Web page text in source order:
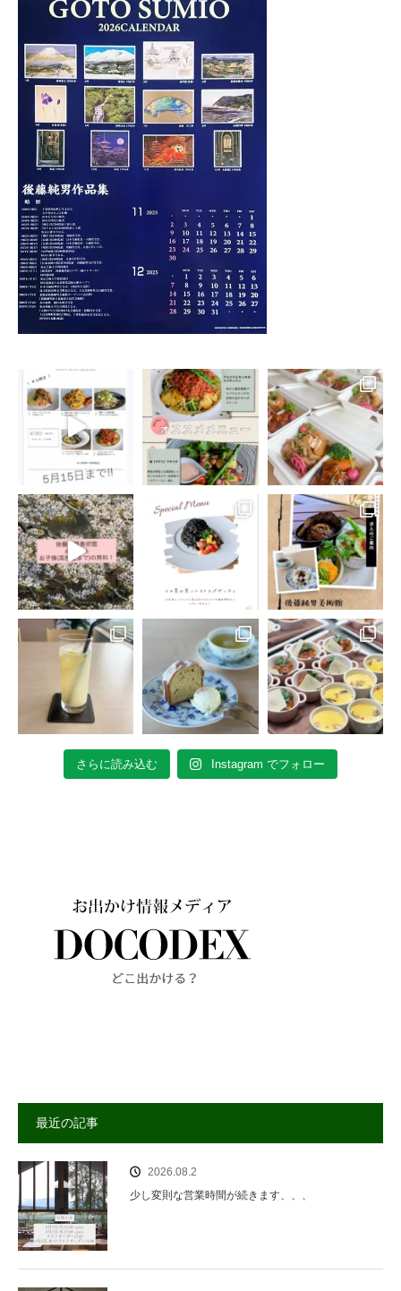
さらに読み込む Instagram でフォロー
最近の記事
2026.08.2
少し変則な営業時間が続きます、、、